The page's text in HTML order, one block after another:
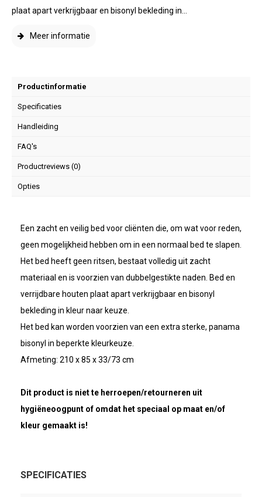
plaat apart verkrijgbaar en bisonyl bekleding in...
Meer informatie
Productinformatie
Specificaties
Handleiding
FAQ's
Productreviews (0)
Opties
Een zacht en veilig bed voor cliënten die, om wat voor reden,
geen mogelijkheid hebben om in een normaal bed te slapen.
Het bed heeft geen ritsen, bestaat volledig uit zacht
materiaal en is voorzien van dubbelgestikte naden. Bed en
verrijdbare houten plaat apart verkrijgbaar en bisonyl
bekleding in kleur naar keuze.
Het bed kan worden voorzien van een extra sterke, panama
bisonyl in beperkte kleurkeuze.
Afmeting: 210 x 85 x 33/73 cm
Dit product is niet te herroepen/retourneren uit
hygiëneoogpunt of omdat het speciaal op maat en/of
kleur gemaakt is!
SPECIFICATIES